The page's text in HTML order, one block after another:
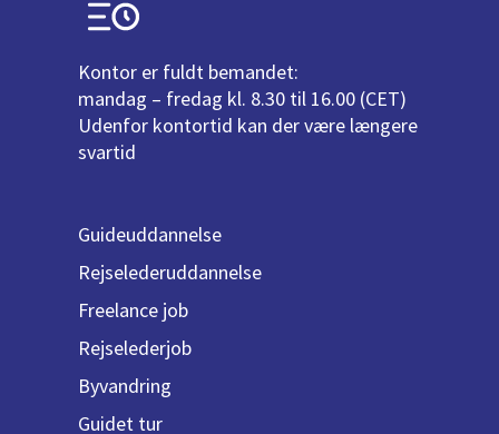
Kontor er fuldt bemandet:
mandag – fredag kl. 8.30 til 16.00 (CET)
Udenfor kontortid kan der være længere
svartid
Guideuddannelse
Rejselederuddannelse
Freelance job
Rejselederjob
Byvandring
Guidet tur